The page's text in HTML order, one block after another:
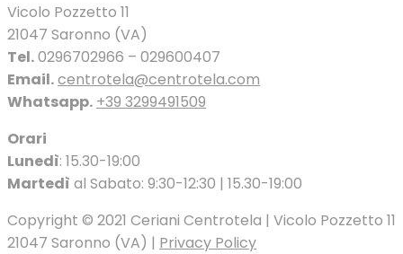
Vicolo Pozzetto 11
21047 Saronno (VA)
Tel.0296702966 – 029600407
Email.centrotela@centrotela.com
Whatsapp. +39 3299491509
Orari
Lunedì: 15.30-19:00
Martedì al Sabato: 9:30-12:30 | 15.30-19:00
Copyright © 2021 Ceriani Centrotela | Vicolo Pozzetto 11
21047 Saronno (VA) | Privacy Policy